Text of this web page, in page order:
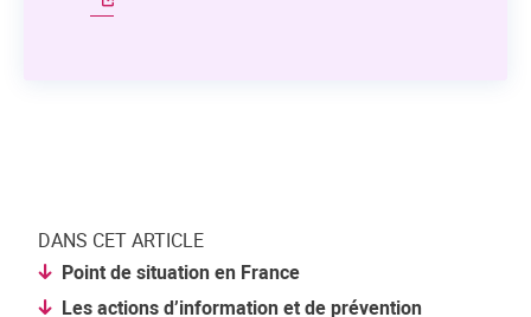
DANS CET ARTICLE
Point de situation en France
Les actions d’information et de prévention